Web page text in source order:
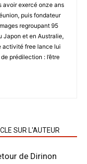
avoir exercé onze ans
puis fondateur
regroupant 95
Japon et en Australie,
activité free lance lui
prédilection : l’être
SUR L'AUTEUR
de Dirinon